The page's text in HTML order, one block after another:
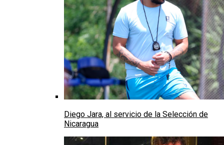
Diego Jara, al servicio de la Selección de
Nicaragua